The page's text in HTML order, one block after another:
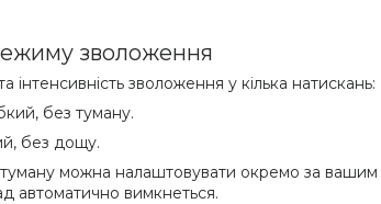
зволоження
зволоження у кілька натискань:
без туману.
без дощу.
туману можна налаштовувати окремо за
автоматично вимкнеться.